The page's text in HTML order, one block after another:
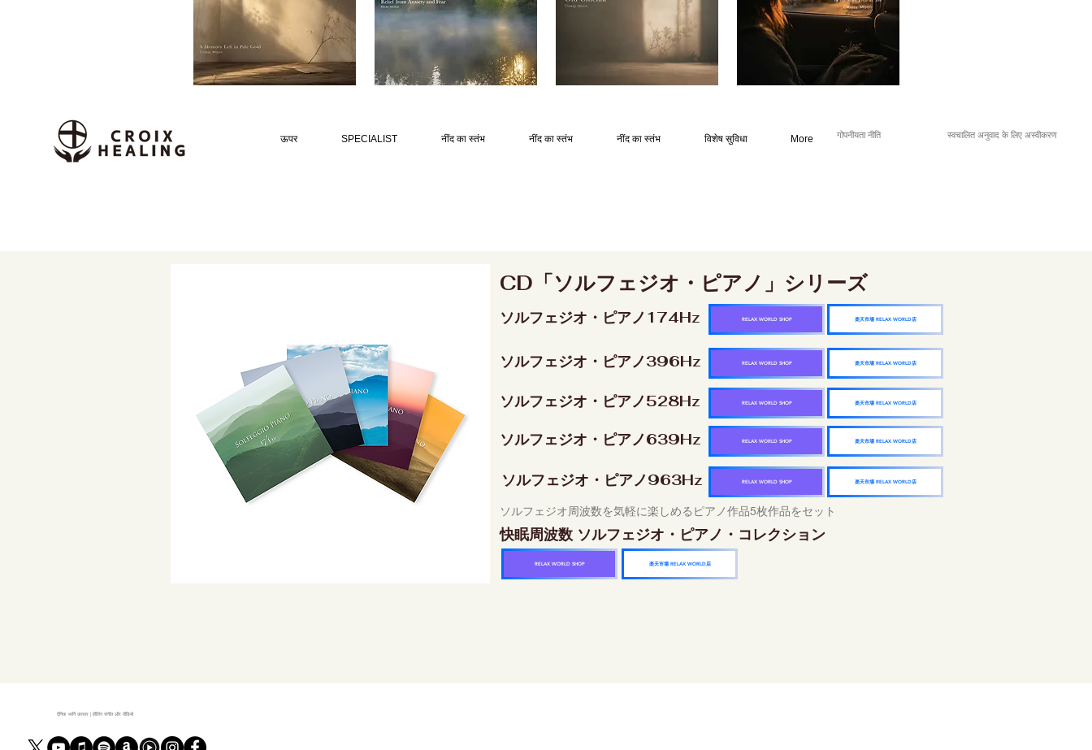
ऊपर SPECIALIST नींद का स्तंभ नींद का स्तंभ नींद का स्तंभ विशेष सुविधा More गोपनीयता नीति स्वचालित अनुवाद के लिए अस्वीकरण
CD「ソルフェジオ・ピアノ」シリーズ
ソルフェジオ・ピアノ174Hz 楽天市場 RELAX WORLD店
RELAX WORLD SHOP
ソルフェジオ・ピアノ396Hz 楽天市場 RELAX WORLD店
RELAX WORLD SHOP
ソルフェジオ・ピアノ528Hz 楽天市場 RELAX WORLD店
RELAX WORLD SHOP
ソルフェジオ・ピアノ639Hz 楽天市場 RELAX WORLD店
RELAX WORLD SHOP
ソルフェジオ・ピアノ963Hz 楽天市場 RELAX WORLD店
RELAX WORLD SHOP
ソルフェジオ周波数を気軽に楽しめるピアノ作品5枚作品をセット
快眠周波数 ソルフェジオ・ピアノ・コレクション
RELAX WORLD SHOP 楽天市場 RELAX WORLD店
दैनिक ध्वनि उपचार | हीलिंग संगीत और वीडियो